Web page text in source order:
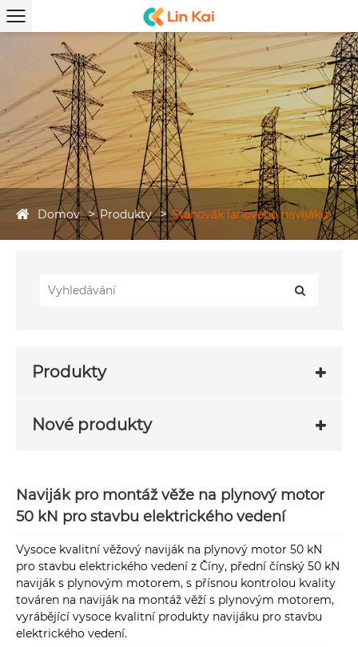
Domov Produkty Stahovák lanového navijáku
Produkty
Nové produkty
Naviják pro montáž věže na plynový motor
50 kN pro stavbu elektrického vedení
Vysoce kvalitní věžový naviják na plynový motor 50 kN
pro stavbu elektrického vedení z Číny, přední čínský 50 kN
naviják s plynovým motorem, s přísnou kontrolou kvality
továren na naviják na montáž věží s plynovým motorem,
vyrábějící vysoce kvalitní produkty navijáku pro stavbu
elektrického vedení.